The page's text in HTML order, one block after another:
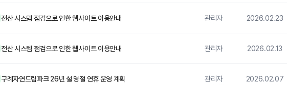
전산 시스템 점검으로 인한 웹사이트 이용안내 관리자 2026.02.23
전산 시스템 점검으로 인한 웹사이트 이용안내 관리자 2026.02.13
구례자연드림파크 26년 설 명절 연휴 운영 계획 관리자 2026.02.07